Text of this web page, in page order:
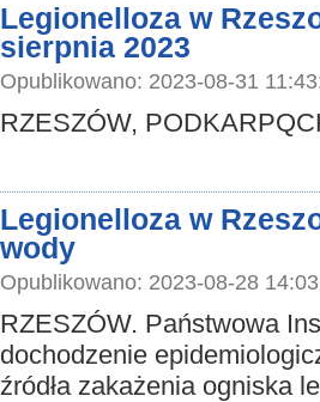
Legionelloza w
sierpnia 2023
Opublikowano: 2023-08-31
RZESZÓW,
Legionelloza w
wody
Opublikowano: 2023-08-28
RZESZÓW. Państwowa
dochodzenie
źródła zakażenia ogniska